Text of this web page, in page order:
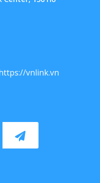
vnlink.vn